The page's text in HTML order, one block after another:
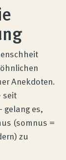
Anekdoten.
seit
gelang es,
(somnus =
zu